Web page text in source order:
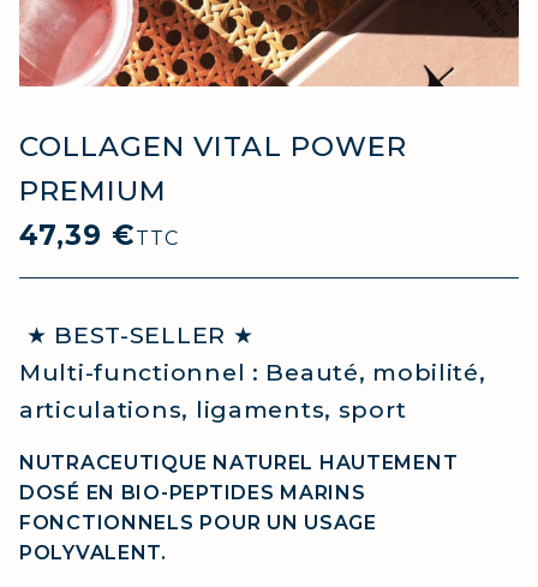
COLLAGEN VITAL POWER
PREMIUM
47,39 €TTC
★ BEST-SELLER ★
Multi-functionnel : Beauté, mobilité,
articulations, ligaments, sport
NUTRACEUTIQUE NATUREL HAUTEMENT
DOSÉ EN BIO-PEPTIDES MARINS
FONCTIONNELS POUR UN USAGE
POLYVALENT.